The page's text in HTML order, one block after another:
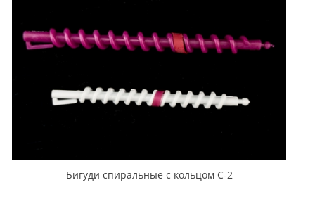
Бигуди спиральные с кольцом С-2